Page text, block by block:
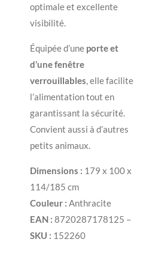
optimale et excellente
visibilité.
Équipée d’une porte et
d’une fenêtre
verrouillables, elle facilite
l’alimentation tout en
garantissant la sécurité.
Convient aussi à d’autres
petits animaux.
Dimensions : 179 x 100 x
114/185 cm
Couleur : Anthracite
EAN : 8720287178125 –
SKU : 152260